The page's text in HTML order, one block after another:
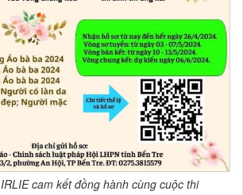
cam kết đồng hành cùng cuộc thi